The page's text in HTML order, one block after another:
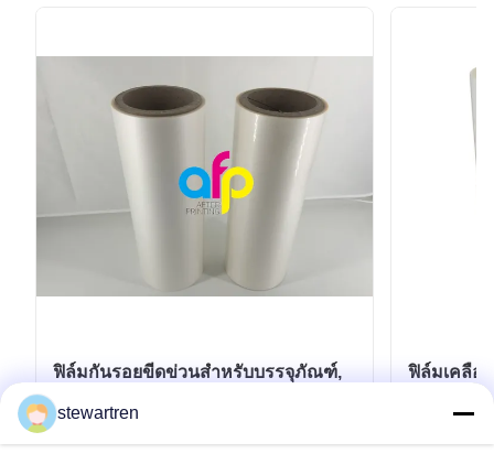
ฟิล์มกันรอยขีดข่วนสำหรับบรรจุภัณฑ์,
ไมครอน
ฟิล์มเคลือ
ด้าน ทนต่
stewartren